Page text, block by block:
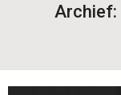
Archief: